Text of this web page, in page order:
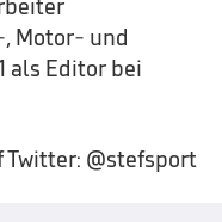
Motor- und
als Editor bei
Twitter: @stefsport